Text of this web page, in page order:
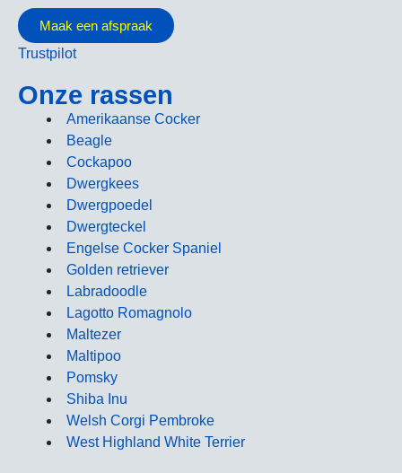
Maak een afspraak
Trustpilot
Onze rassen
Amerikaanse Cocker
Beagle
Cockapoo
Dwergkees
Dwergpoedel
Dwergteckel
Engelse Cocker Spaniel
Golden retriever
Labradoodle
Lagotto Romagnolo
Maltezer
Maltipoo
Pomsky
Shiba Inu
Welsh Corgi Pembroke
West Highland White Terrier